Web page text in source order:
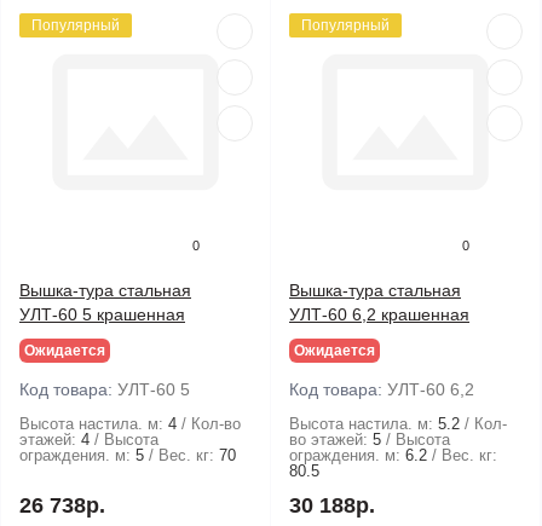
Популярный
0
Вышка-тура стальная
УЛТ-60 5 крашенная
Ожидается
Код товара: УЛТ-60 5
Высота настила. м: 4
Кол-во
этажей: 4
Высота
ограждения. м: 5 Вес. кг: 70
26 738р.
Популярный
0
Вышка-тура стальная
УЛТ-60 6,2 крашенная
Ожидается
Код товара: УЛТ-60 6,2
Высота настила. м: 5.2
Кол-
во этажей: 5
Высота
ограждения. м: 6.2
Вес. кг:
80.5
30 188р.